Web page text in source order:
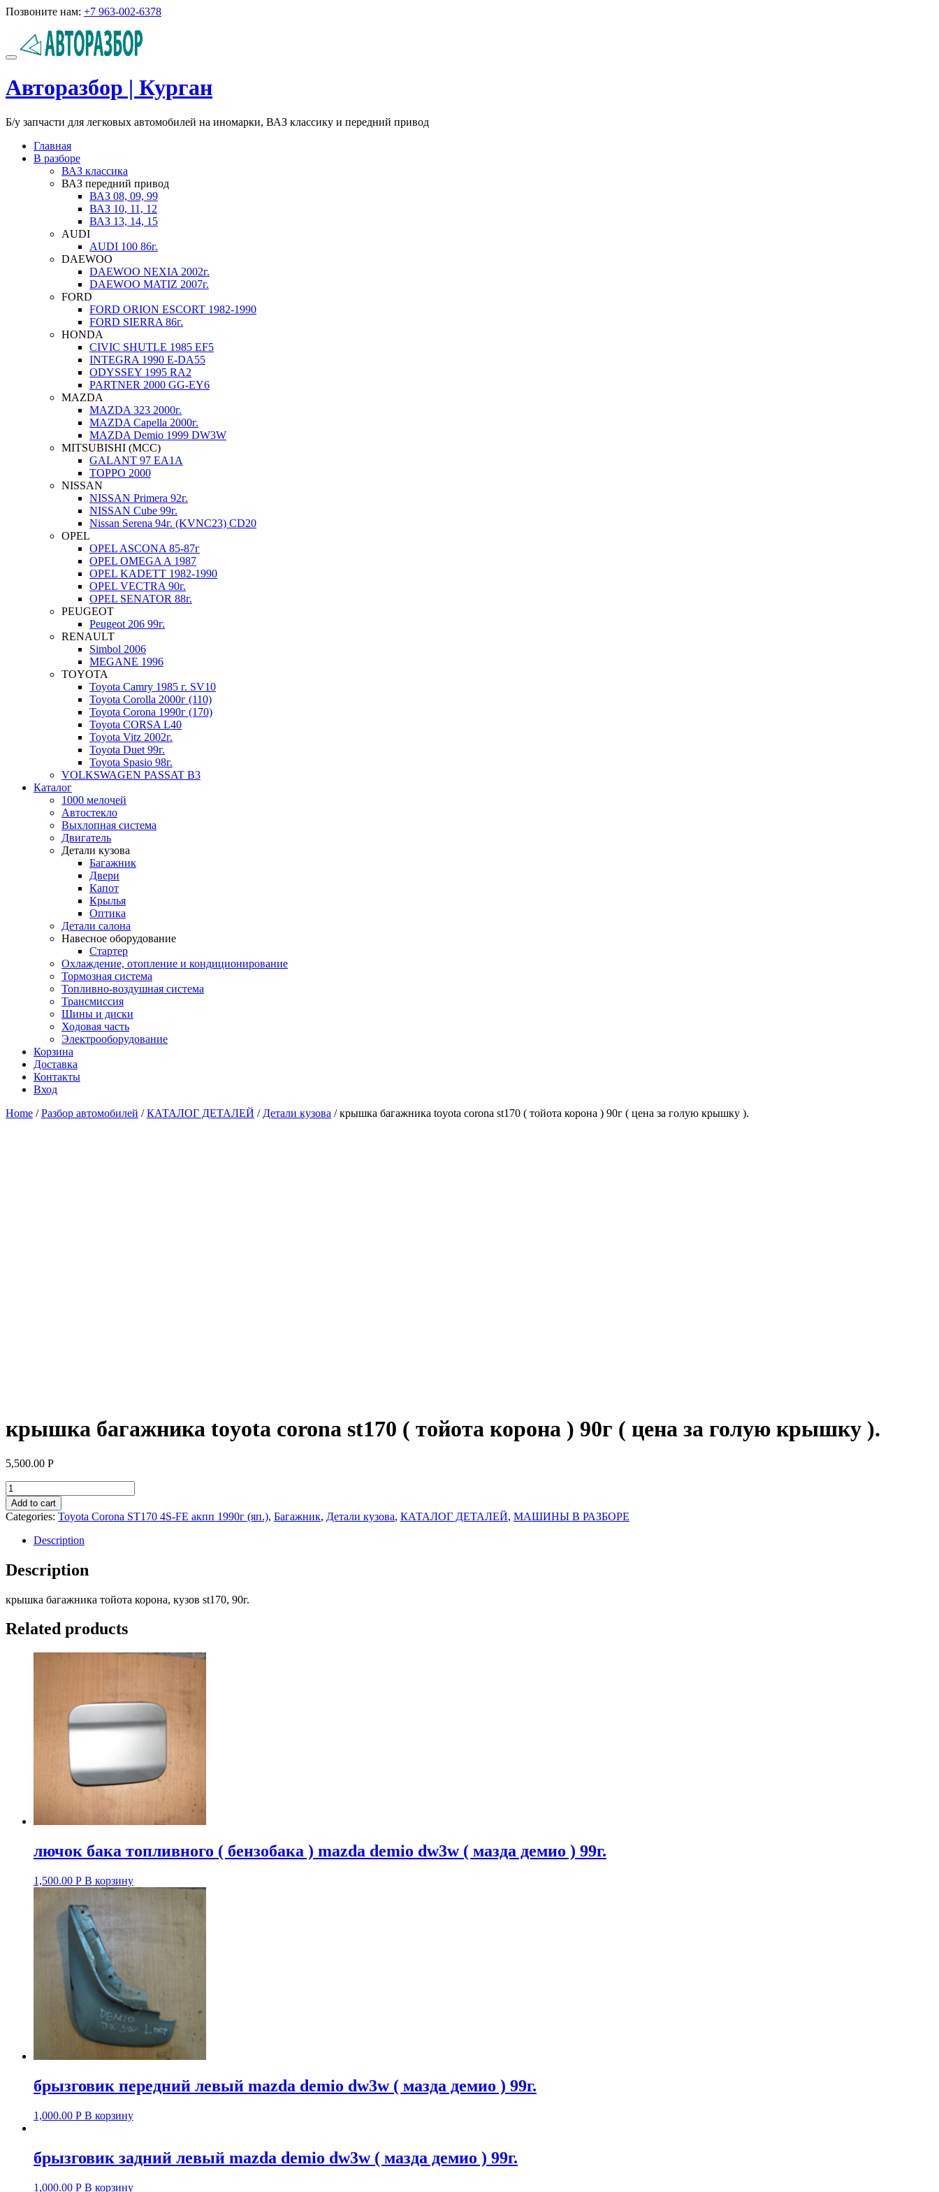
Перейти
содержимому
Позвоните нам: +7 963-002-6378
Показать/
навигацию
Авторазбор | Курган
Б/у запчасти для легковых автомобилей на иномарки, ВАЗ классику и передний привод
Главная
В разборе
ВАЗ классика
ВАЗ передний привод
ВАЗ 08, 09, 99
ВАЗ 10, 11, 12
ВАЗ 13, 14, 15
AUDI
AUDI 100 86г.
DAEWOO
DAEWOO NEXIA 2002г.
DAEWOO MATIZ 2007г.
FORD
FORD ORION ESCORT 1982-1990
FORD SIERRA 86г.
HONDA
CIVIC SHUTLE 1985 EF5
INTEGRA 1990 E-DA55
ODYSSEY 1995 RA2
PARTNER 2000 GG-EY6
MAZDA
MAZDA 323 2000г.
MAZDA Capella 2000г.
MAZDA Demio 1999 DW3W
MITSUBISHI (MCC)
GALANT 97 EA1A
TOPPO 2000
NISSAN
NISSAN Primera 92г.
NISSAN Cube 99г.
Nissan Serena 94г. (KVNC23) CD20
OPEL
OPEL ASCONA 85-87г
OPEL OMEGA A 1987
OPEL KADETT 1982-1990
OPEL VECTRA 90г.
OPEL SENATOR 88г.
PEUGEOT
Peugeot 206 99г.
RENAULT
Simbol 2006
MEGANE 1996
TOYOTA
Toyota Camry 1985 г. SV10
Toyota Corolla 2000г (110)
Toyota Corona 1990г (170)
Toyota CORSA L40
Toyota Vitz 2002г.
Toyota Duet 99г.
Toyota Spasio 98г.
VOLKSWAGEN PASSAT B3
Каталог
1000 мелочей
Автостекло
Выхлопная система
Двигатель
Детали кузова
Багажник
Двери
Капот
Крылья
Оптика
Детали салона
Навесное оборудование
Стартер
Охлаждение, отопление и кондиционирование
Тормозная система
Топливно-воздушная система
Трансмиссия
Шины и диски
Ходовая часть
Электрооборудование
Корзина
Доставка
Контакты
Вход
Home /Разбор автомобилей /КАТАЛОГ ДЕТАЛЕЙ / Детали кузова / крышка багажника toyota corona st170 ( тойота корона ) 90г ( цена за голую крышку ).
крышка багажника toyota corona st170 ( тойота корона ) 90г ( цена за голую крышку ).
5,500.00 Р
крышка
багажника
toyota
corona
st170
тойота
корона
90г
цена
за
голую
Add to cart
Categories: Toyota Corona ST170 4S-FE акпп 1990г (яп.), Багажник, Детали кузова, КАТАЛОГ ДЕТАЛЕЙ, МАШИНЫ В РАЗБОРЕ
Description
Description
крышка багажника тойота корона, кузов st170, 90г.
Related products
лючок бака топливного ( бензобака ) mazda demio dw3w ( мазда демио ) 99г.
1,500.00 Р В корзину
брызговик передний левый mazda demio dw3w ( мазда демио ) 99г.
1,000.00 Р В корзину
брызговик задний левый mazda demio dw3w ( мазда демио ) 99г.
1,000.00 Р В корзину